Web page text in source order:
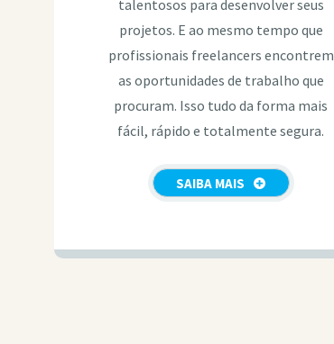
talentosos para desenvolver seus
projetos. E ao mesmo tempo que
profissionais freelancers encontrem
as oportunidades de trabalho que
procuram. Isso tudo da forma mais
fácil, rápido e totalmente segura.
SAIBA MAIS